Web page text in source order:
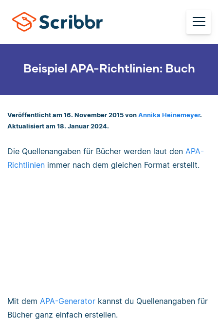
Beispiel APA-Richtlinien: Buch
Veröffentlicht am 16. November 2015 von Annika Heinemeyer.
Aktualisiert am 18. Januar 2024.
Die Quellenangaben für Bücher werden laut den APA-
Richtlinien immer nach dem gleichen Format erstellt.
Mit dem APA-Generator kannst du Quellenangaben für
Bücher ganz einfach erstellen.